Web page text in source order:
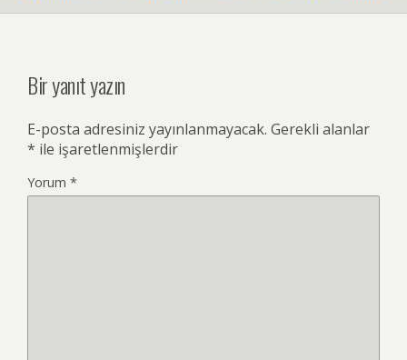
Bir yanıt yazın
E-posta adresiniz yayınlanmayacak. Gerekli alanlar
* ile işaretlenmişlerdir
Yorum *